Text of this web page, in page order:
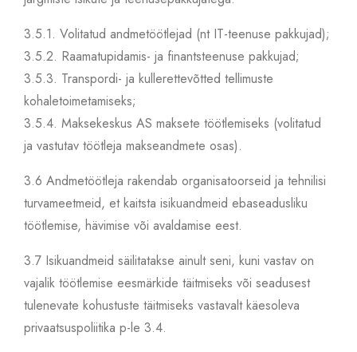
3.5.1. Volitatud andmetöötlejad (nt IT-teenuse pakkujad);
3.5.2. Raamatupidamis- ja finantsteenuse pakkujad;
3.5.3. Transpordi- ja kullerettevõtted tellimuste
kohaletoimetamiseks;
3.5.4. Maksekeskus AS maksete töötlemiseks (volitatud
ja vastutav töötleja makseandmete osas).
3.6 Andmetöötleja rakendab organisatoorseid ja tehnilisi
turvameetmeid, et kaitsta isikuandmeid ebaseadusliku
töötlemise, hävimise või avaldamise eest.
3.7 Isikuandmeid säilitatakse ainult seni, kuni vastav on
vajalik töötlemise eesmärkide täitmiseks või seadusest
tulenevate kohustuste täitmiseks vastavalt käesoleva
privaatsuspoliitika p-le 3.4.